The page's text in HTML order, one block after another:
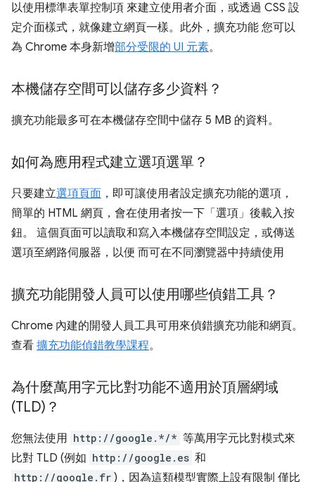
以使用標準表單控制項 來建立使用者介面，或透過 CSS 設
定介面樣式，就像建立網頁一樣。此外，擴充功能 您可以
為 Chrome 本身新增部分受限的 UI 元素。
本機儲存空間可以儲存多少資料？
擴充功能最多可在本機儲存空間中儲存 5 MB 的資料。
如何為應用程式建立選項選單？
只要建立選項頁面 ，即可讓使用者設定擴充功能的選項，
簡單的 HTML 網頁，會在使用者按一下「選項」後載入按
鈕。 這個頁面可以讀取和寫入本機儲存空間設定，或傳送
選項至網路伺服器，以便 而可在不同瀏覽器中持續使用
擴充功能開發人員可以使用哪些偵錯工具？
Chrome 內建的開發人員工具可用來偵錯擴充功能和網頁。
查看 擴充功能偵錯教學課程。
為什麼萬用字元比對功能不適用於頂層網域
(TLD)？
您無法使用 http://google.*/* 等萬用字元比對模式來
比對 TLD (例如 http://google.es 和
http://google.fr )，因為這類模型實際上設有限制 僅比